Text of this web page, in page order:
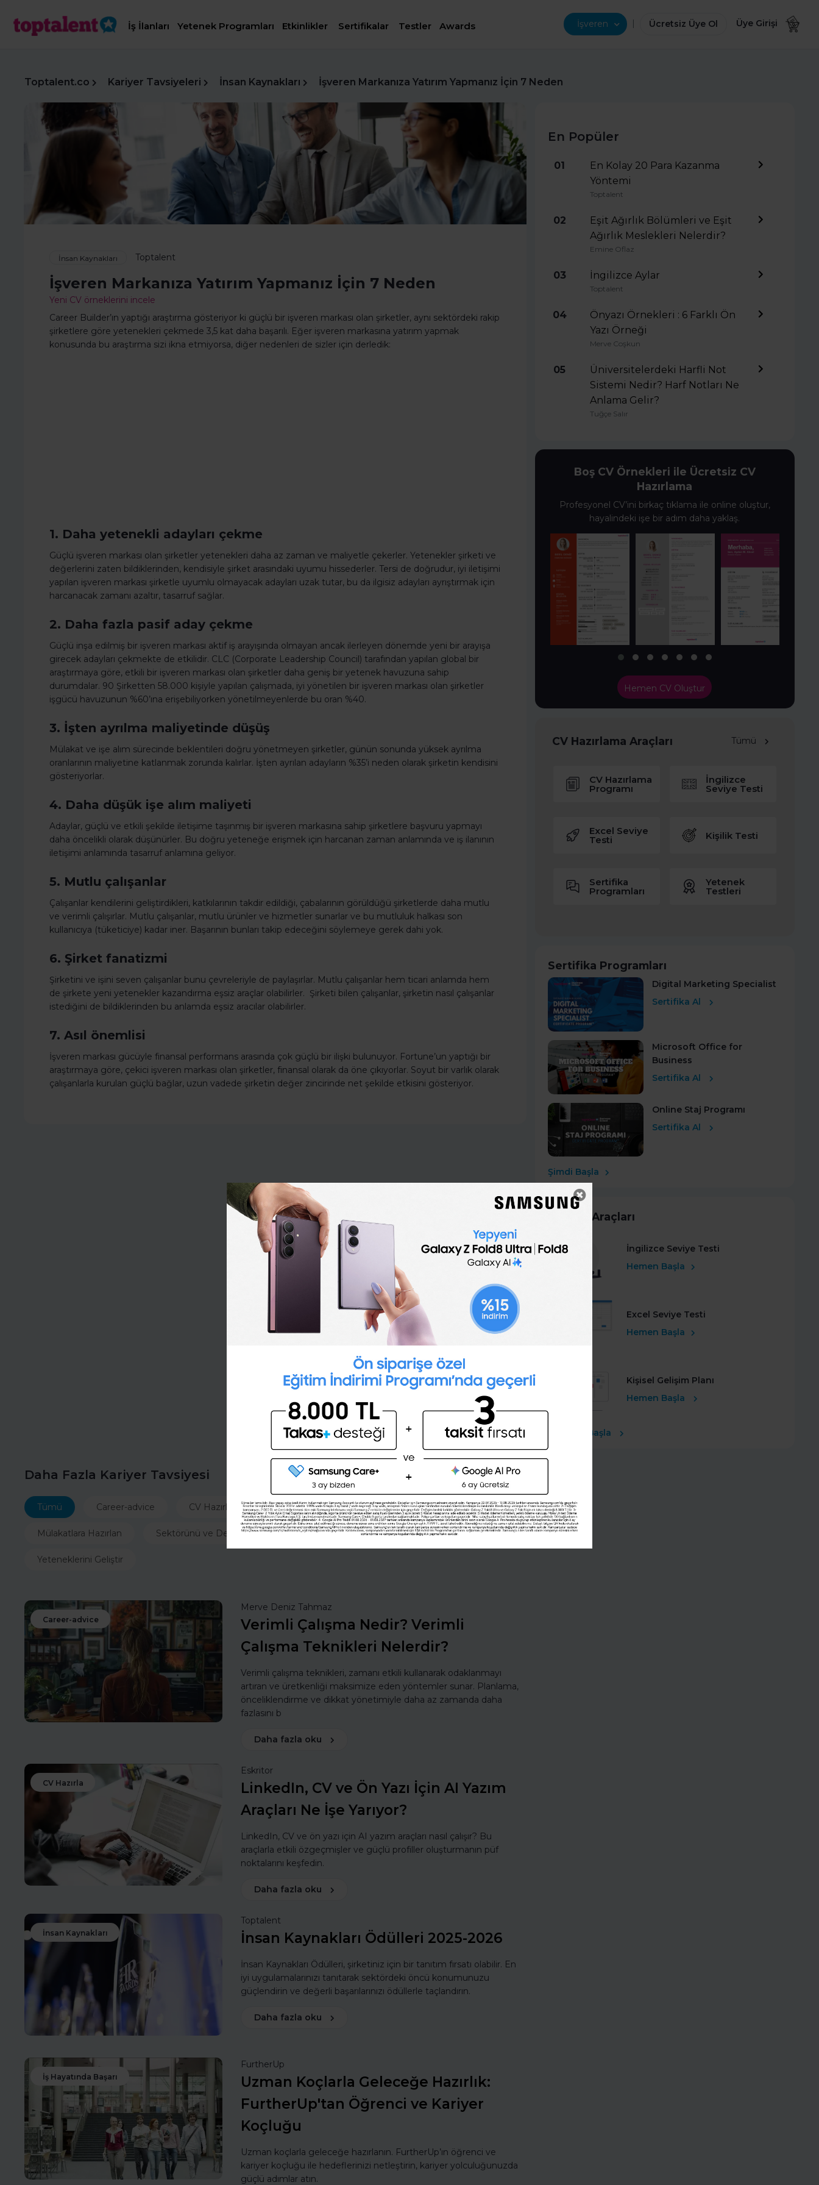
İş İlanları Yetenek Programları Etkinlikler Sertifikalar Testler Awards İşveren | Ücretsiz Üye Ol Üye Girişi
Ücretsiz iş ilanı vererek, en iyi
yetenekleri işe almak ister
misiniz?
Şimdi değil Evet
Toptalent.co Kariyer Tavsiyeleri İnsan Kaynakları İşveren Markanıza Yatırım Yapmanız İçin 7 Neden
İnsan Kaynakları Toptalent
İşveren Markanıza Yatırım Yapmanız İçin 7 Neden
Yeni CV örneklerini incele
Career Builder’ın yaptığı araştırma gösteriyor ki güçlü bir işveren markası olan şirketler, aynı sektördeki rakip
şirketlere göre yetenekleri çekmede 3,5 kat daha başarılı. Eğer işveren markasına yatırım yapmak
konusunda bu araştırma sizi ikna etmiyorsa, diğer nedenleri de sizler için derledik:
1. Daha yetenekli adayları çekme
Güçlü işveren markası olan şirketler yetenekleri daha az zaman ve maliyetle çekerler. Yetenekler şirketi ve
değerlerini zaten bildiklerinden, kendisiyle şirket arasındaki uyumu hissederler. Tersi de doğrudur, iyi iletişimi
yapılan işveren markası şirketle uyumlu olmayacak adayları uzak tutar, bu da ilgisiz adayları ayrıştırmak için
harcanacak zamanı azaltır, tasarruf sağlar.
2. Daha fazla pasif aday çekme
Güçlü inşa edilmiş bir işveren markası aktif iş arayışında olmayan ancak ilerleyen dönemde yeni bir arayışa
girecek adayları çekmekte de etkilidir. CLC (Corporate Leadership Council) tarafından yapılan global bir
araştırmaya göre, etkili bir işveren markası olan şirketler daha geniş bir yetenek havuzuna sahip
durumdalar. 90 Şirketten 58.000 kişiyle yapılan çalışmada, iyi yönetilen bir işveren markası olan şirketler
işgücü havuzunun %60’ına erişebiliyorken yönetilmeyenlerde bu oran %40.
3. İşten ayrılma maliyetinde düşüş
Mülakat ve işe alım sürecinde beklentileri doğru yönetmeyen şirketler, günün sonunda yüksek ayrılma
oranlarının maliyetine katlanmak zorunda kalırlar. İşten ayrılan adayların %35’i neden olarak şirketin kendisini
gösteriyorlar.
4. Daha düşük işe alım maliyeti
Adaylar, güçlü ve etkili şekilde iletişime taşınmış bir işveren markasına sahip şirketlere başvuru yapmayı
daha öncelikli olarak düşünürler. Bu doğru yeteneğe erişmek için harcanan zaman anlamında ve iş ilanının
iletişimi anlamında tasarruf anlamına geliyor.
5. Mutlu çalışanlar
Çalışanlar kendilerini geliştirdikleri, katkılarının takdir edildiği, çabalarının görüldüğü şirketlerde daha mutlu
ve verimli çalışırlar. Mutlu çalışanlar, mutlu ürünler ve hizmetler sunarlar ve bu mutluluk halkası son
kullanıcıya (tüketiciye) kadar iner. Başarının bunları takip edeceğini söylemeye gerek dahi yok.
6. Şirket fanatizmi
Şirketini ve işini seven çalışanlar bunu çevreleriyle de paylaşırlar. Mutlu çalışanlar hem ticari anlamda hem
de şirkete yeni yetenekler kazandırma eşsiz araçlar olabilirler. Şirketi bilen çalışanlar, şirketin nasıl çalışanlar
istediğini de bildiklerinden bu anlamda eşsiz aracılar olabilirler.
7. Asıl önemlisi
İşveren markası gücüyle finansal performans arasında çok güçlü bir ilişki bulunuyor. Fortune’un yaptığı bir
araştırmaya göre, çekici işveren markası olan şirketler, finansal olarak da öne çıkıyorlar. Soyut bir varlık olarak
çalışanlarla kurulan güçlü bağlar, uzun vadede şirketin değer zincirinde net şekilde etkisini gösteriyor.
En Popüler
01
En Kolay 20 Para Kazanma
Yöntemi
Toptalent
02
Eşit Ağırlık Bölümleri ve Eşit
Ağırlık Meslekleri Nelerdir?
Emine Oflaz
03 İngilizce Aylar
Toptalent
04
Önyazı Örnekleri : 6 Farklı Ön
Yazı Örneği
Merve Coşkun
05
Üniversitelerdeki Harfli Not
Sistemi Nedir? Harf Notları Ne
Anlama Gelir?
Tuğçe Salır
Boş CV Örnekleri ile Ücretsiz CV
Hazırlama
Profesyonel CV’ini birkaç tıklama ile online oluştur,
hayalindeki işe bir adım daha yaklaş.
Hemen CV Oluştur
CV Hazırlama Araçları Tümü
CV Hazırlama
Programı
İngilizce
Seviye Testi
Excel Seviye
Testi Kişilik Testi
Sertifika
Programları
Yetenek
Testleri
Sertifika Programları
Digital Marketing Specialist
Sertifika Al
Microsoft Office for
Business
Sertifika Al
Online Staj Programı
Sertifika Al
Şimdi Başla
Kariyer Araçları
İngilizce Seviye Testi
Hemen Başla
Excel Seviye Testi
Hemen Başla
Kişisel Gelişim Planı
Hemen Başla
Ücretsiz Başla
Daha Fazla Kariyer Tavsiyesi
Tümü Career-advice CV Hazırla İnsan Kaynakları İş Hayatında Başarı
Mülakatlara Hazırlan Sektörünü ve Departmanını Seç Şirketleri Keşfet
Yeteneklerini Geliştir
Career-advice
Merve Deniz Tahmaz
Verimli Çalışma Nedir? Verimli
Çalışma Teknikleri Nelerdir?
Verimli çalışma teknikleri, zamanı etkili kullanarak odaklanmayı
artıran ve üretkenliği maksimize eden yöntemler sunar. Planlama,
önceliklendirme ve dikkat yönetimiyle daha az zamanda daha
fazlasını b
Daha fazla oku
CV Hazırla
Eskritor
LinkedIn, CV ve Ön Yazı İçin AI Yazım
Araçları Ne İşe Yarıyor?
LinkedIn, CV ve ön yazı için AI yazım araçları nasıl çalışır? Bu
araçlarla etkili özgeçmişler ve güçlü profiller oluşturmanın püf
noktalarını keşfedin.
Daha fazla oku
İnsan Kaynakları
Toptalent
İnsan Kaynakları Ödülleri 2025-2026
İnsan Kaynakları Ödülleri, şirketiniz için bir tanıtım fırsatı olabilir. En
iyi uygulamalarınızı tanıtarak sektördeki öncü konumunuzu
güçlendirin ve değerli başarılarınızı ödüllerle taçlandırın.
Daha fazla oku
İş Hayatında Başarı
FurtherUp
Uzman Koçlarla Geleceğe Hazırlık:
FurtherUp'tan Öğrenci ve Kariyer
Koçluğu
Uzman koçlarla geleceğe hazırlanın. FurtherUp’ın öğrenci ve
kariyer koçluğu ile hedeflerinizi netleştirin, kariyer yolculuğunuzda
güçlü adımlar atın.